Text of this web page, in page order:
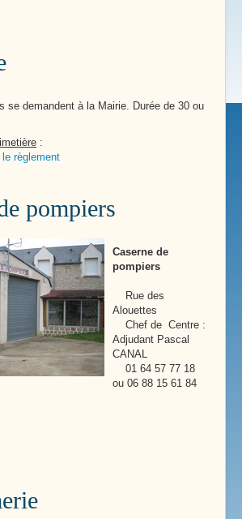
demandent à la Mairie. Durée de 30 ou
:
règlement
pompiers
Caserne de
pompiers
Rue des
Alouettes
Chef de Centre :
Adjudant Pascal
CANAL
01 64 57 77 18
ou 06 88 15 61 84